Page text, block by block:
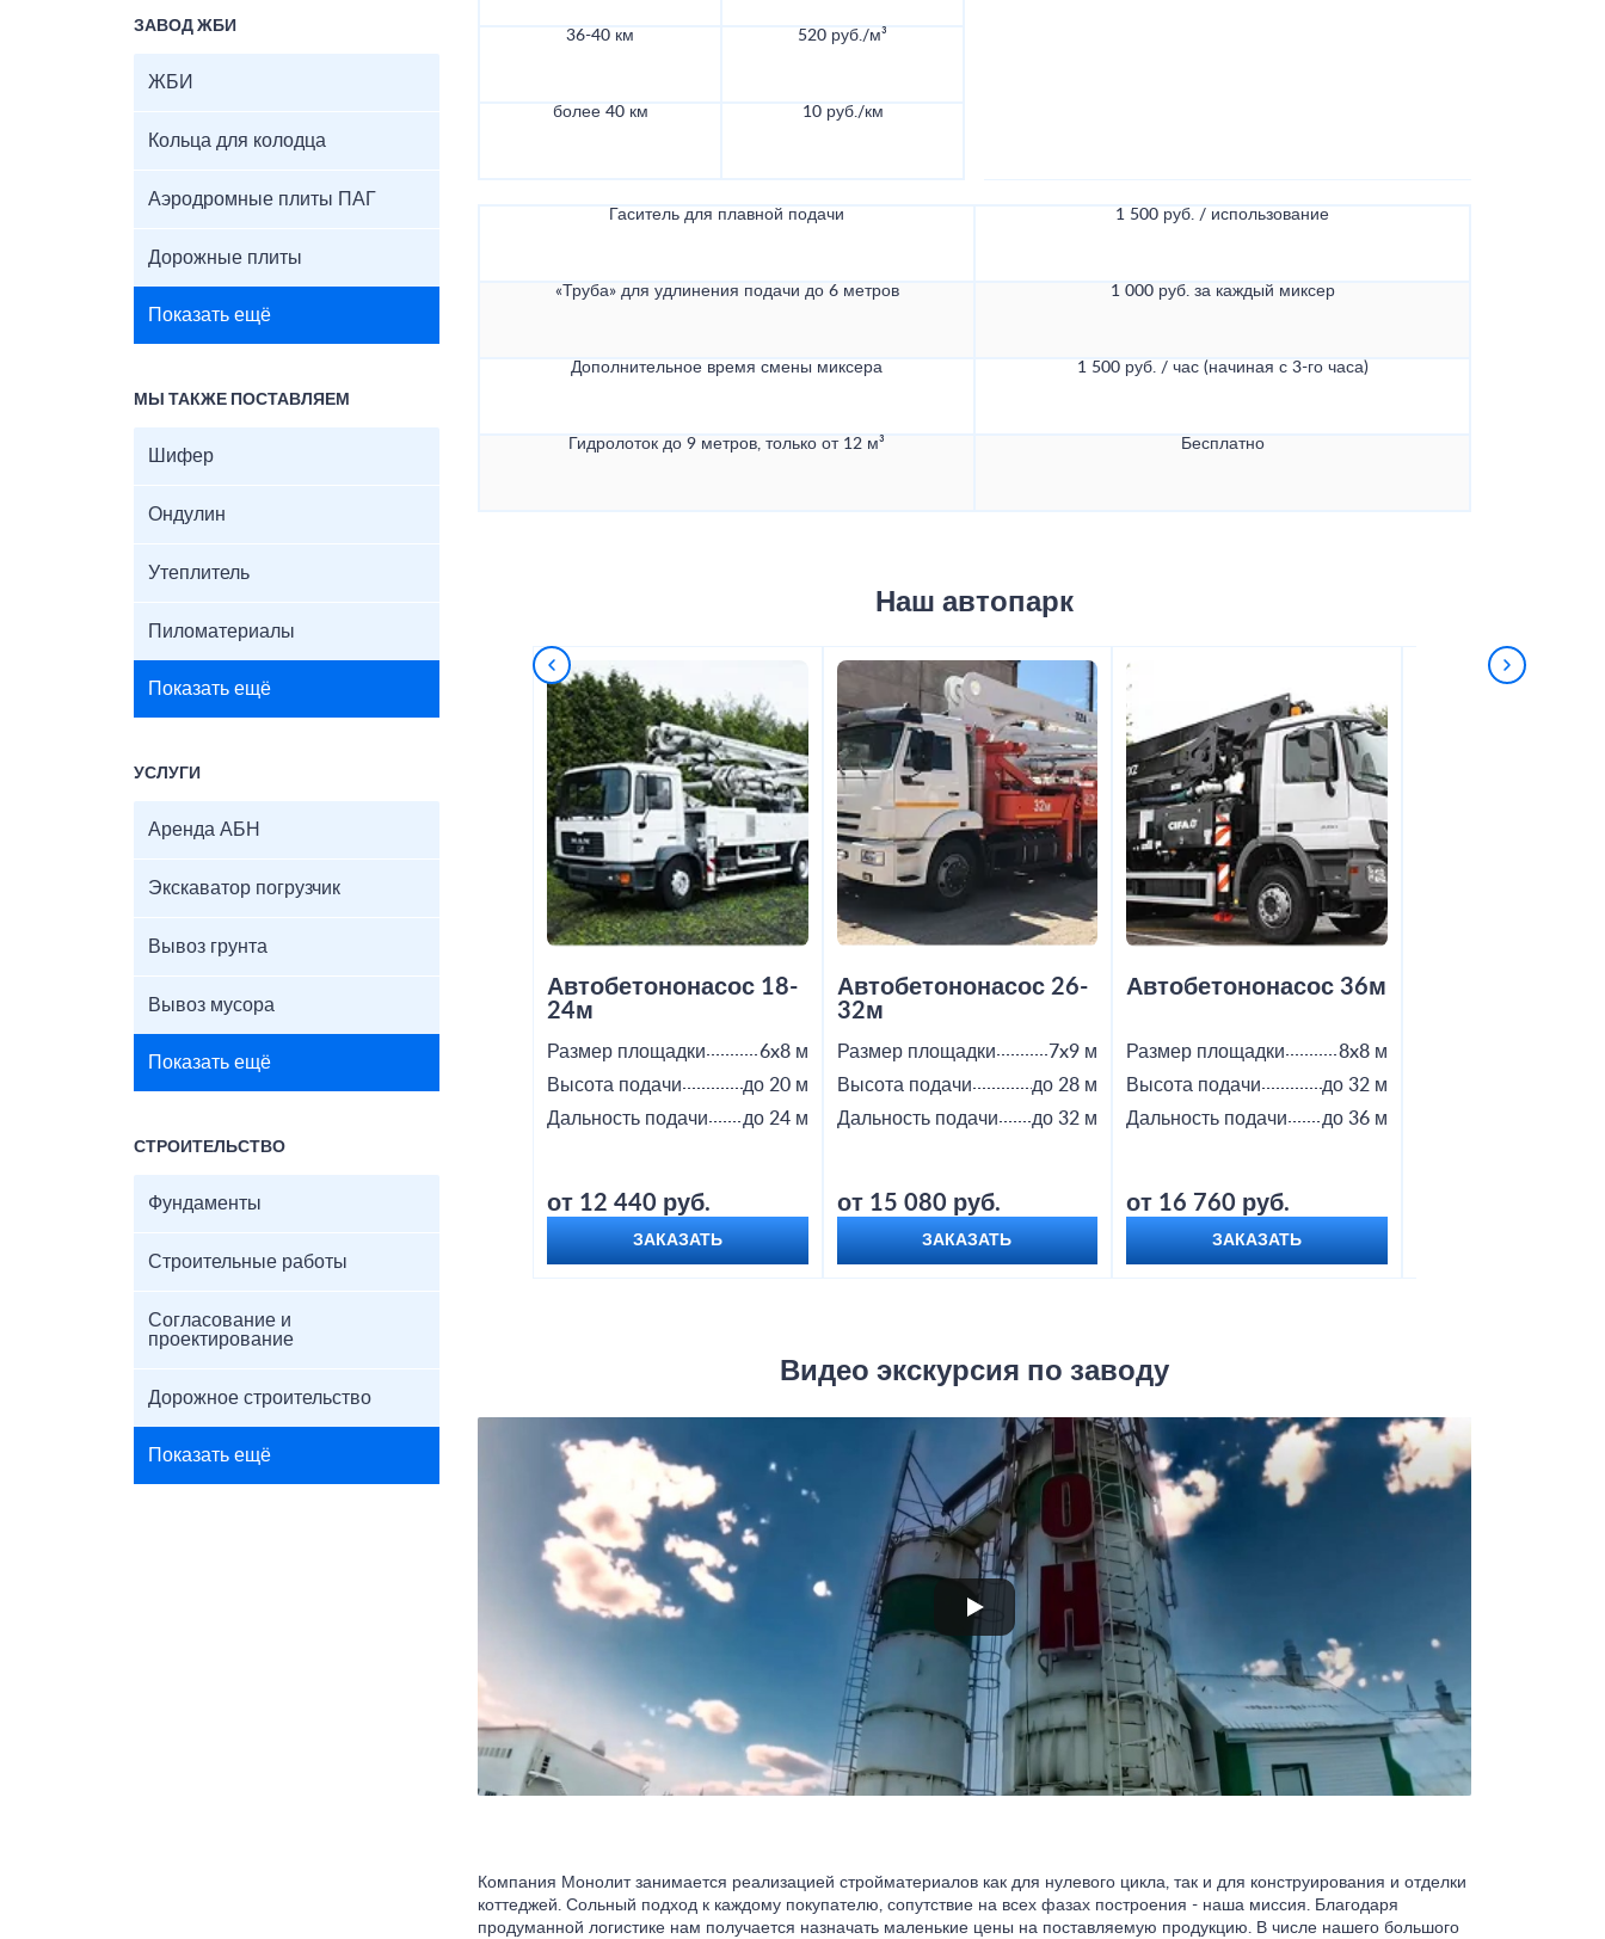
ЗАВОД ЖБИ
ЖБИ
Кольца для колодца
Аэродромные плиты ПАГ
Дорожные плиты
Показать ещё
МЫ ТАКЖЕ ПОСТАВЛЯЕМ
Шифер
Ондулин
Утеплитель
Пиломатериалы
Показать ещё
УСЛУГИ
Аренда АБН
Экскаватор погрузчик
Вывоз грунта
Вывоз мусора
Показать ещё
СТРОИТЕЛЬСТВО
Фундаменты
Строительные работы
Согласование и
проектирование
Дорожное строительство
Показать ещё
36-40 км 520 руб./м³
более 40 км 10 руб./км
Гаситель для плавной подачи 1 500 руб. / использование
«Труба» для удлинения подачи до 6 метров 1 000 руб. за каждый миксер
Дополнительное время смены миксера 1 500 руб. / час (начиная с 3-го часа)
Гидролоток до 9 метров, только от 12 м³ Бесплатно
Наш автопарк
Автобетононасос 18-
24м
Размер площадки
6x8 м
Высота подачи
до 20 м
Дальность подачи
до 24 м
от 12 440 руб.
ЗАКАЗАТЬ
Автобетононасос 26-
32м
Размер площадки
7x9 м
Высота подачи
до 28 м
Дальность подачи
до 32 м
от 15 080 руб.
ЗАКАЗАТЬ
Автобетононасос 36м
Размер площадки
8x8 м
Высота подачи
до 32 м
Дальность подачи
до 36 м
от 16 760 руб.
ЗАКАЗАТЬ
Видео экскурсия по заводу
Компания Монолит занимается реализацией стройматериалов как для нулевого цикла, так и для конструирования и отделки
коттеджей. Сольный подход к каждому покупателю, сопутствие на всех фазах построения - наша миссия. Благодаря
продуманной логистике нам получается назначать маленькие цены на поставляемую продукцию. В числе нашего большого